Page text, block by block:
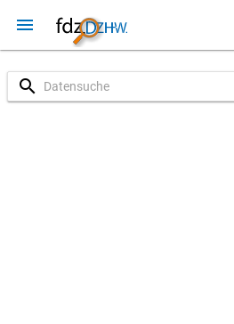
menu
search